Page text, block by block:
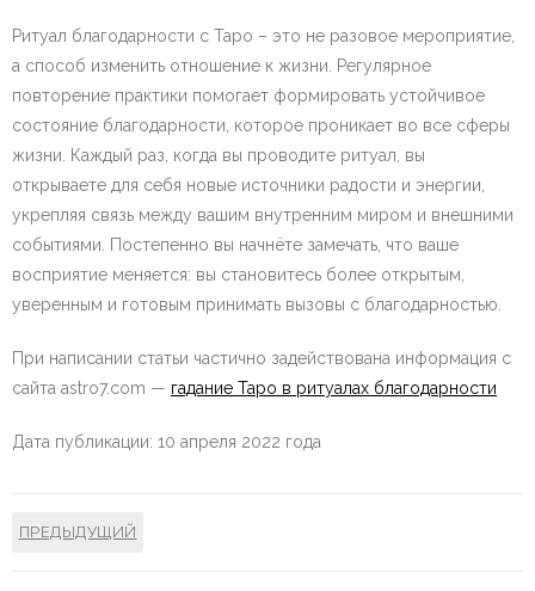
Ритуал благодарности с Таро – это не разовое мероприятие,
а способ изменить отношение к жизни. Регулярное
повторение практики помогает формировать устойчивое
состояние благодарности, которое проникает во все сферы
жизни. Каждый раз, когда вы проводите ритуал, вы
открываете для себя новые источники радости и энергии,
укрепляя связь между вашим внутренним миром и внешними
событиями. Постепенно вы начнёте замечать, что ваше
восприятие меняется: вы становитесь более открытым,
уверенным и готовым принимать вызовы с благодарностью.
При написании статьи частично задействована информация с
сайта astro7.com — гадание Таро в ритуалах благодарности
Дата публикации: 10 апреля 2022 года
ПРЕДЫДУЩИЙ